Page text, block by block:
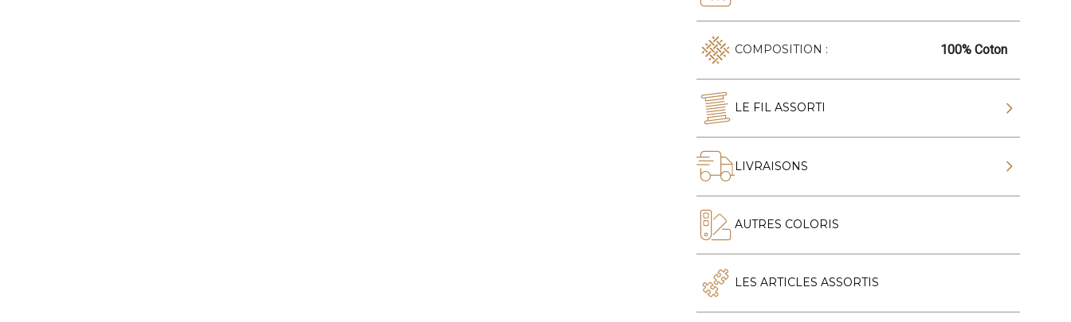
COMPOSITION : 100% Coton
LE FIL ASSORTI
LIVRAISONS
AUTRES COLORIS
LES ARTICLES ASSORTIS